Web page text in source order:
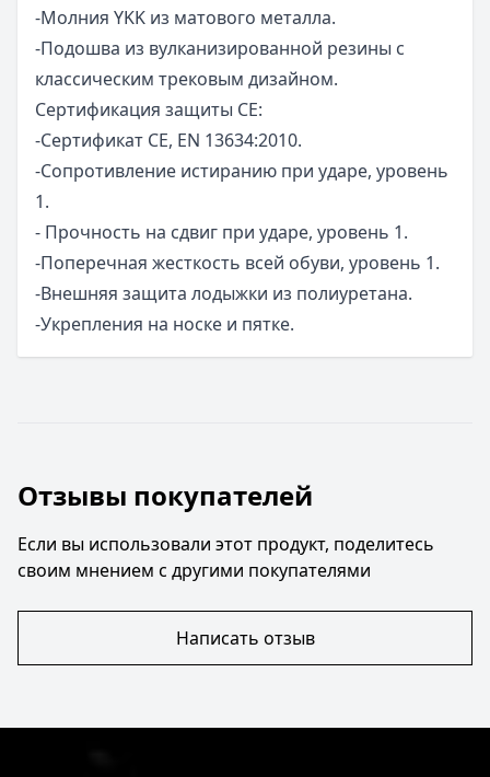
-Молния YKK из матового металла.
-Подошва из вулканизированной резины с
классическим трековым дизайном.
Сертификация защиты CE:
-Сертификат CE, EN 13634:2010.
-Сопротивление истиранию при ударe, уровень
1.
- Прочность на сдвиг при ударе, уровень 1.
-Поперечная жесткость всей обуви, уровень 1.
-Внешняя защита лодыжки из полиуретана.
-Укрепления на носке и пятке.
Отзывы покупателей
Если вы использовали этот продукт, поделитесь
своим мнением с другими покупателями
Написать отзыв